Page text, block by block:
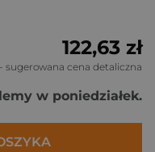
122,63 zł
- sugerowana cena detaliczna
w poniedziałek.